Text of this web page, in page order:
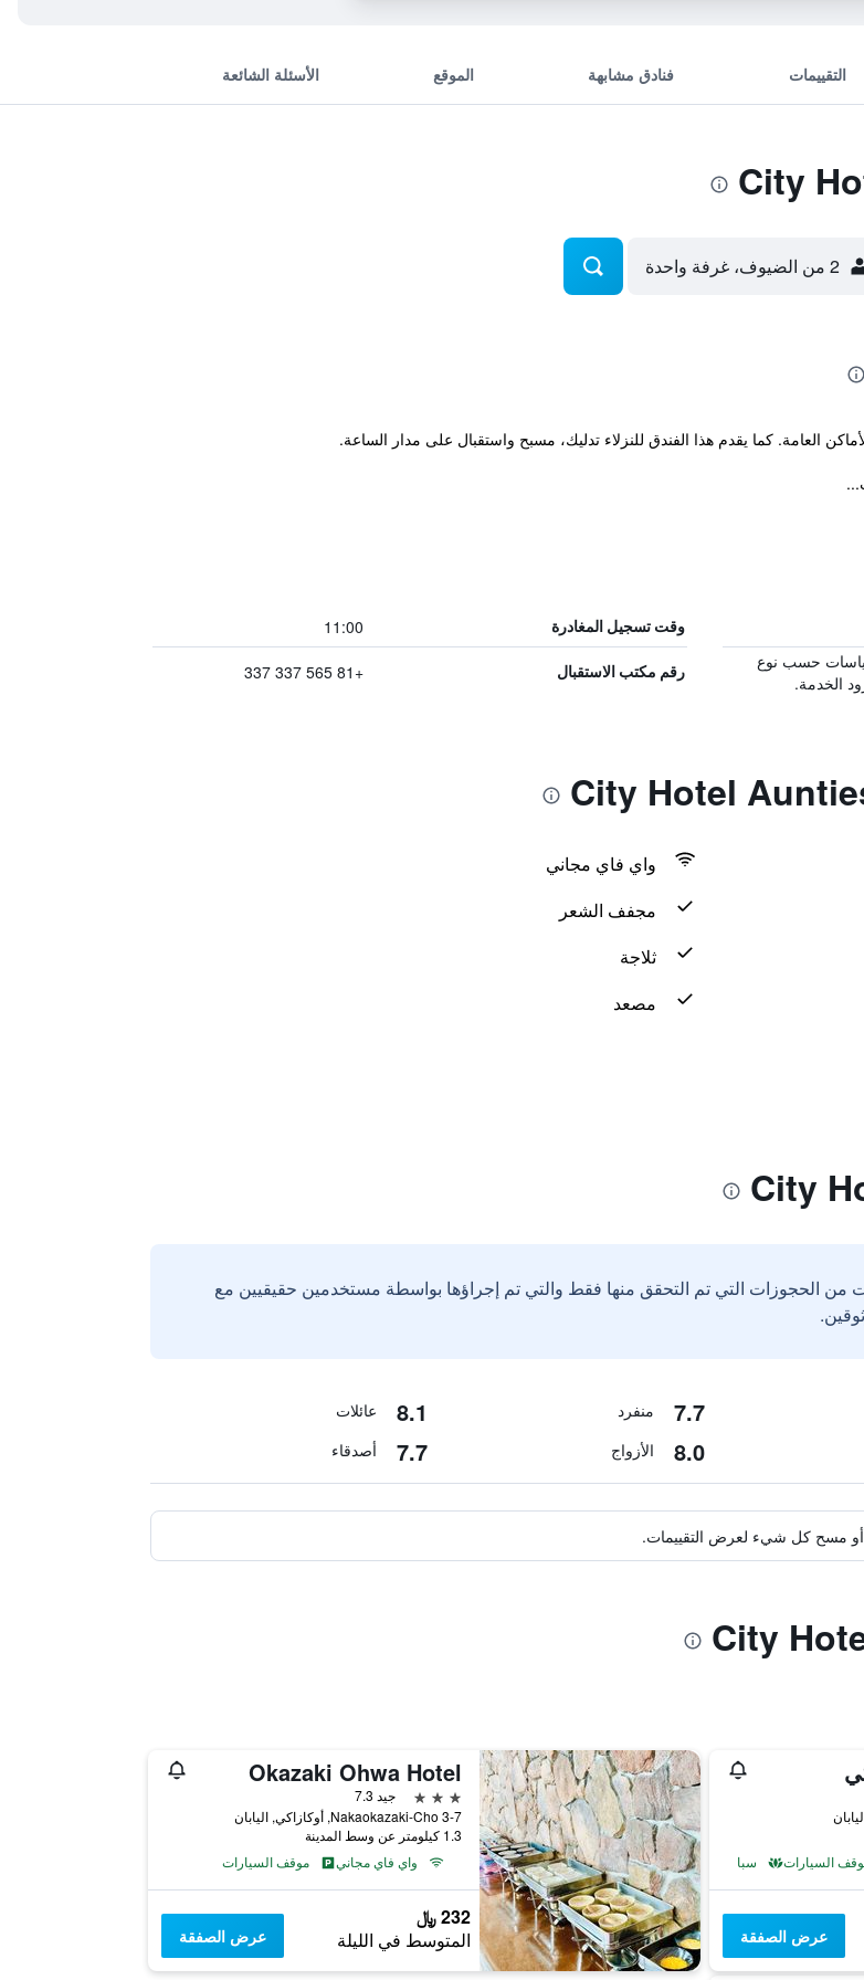
التقييمات فنادق مشابهة الموقع الأسئلة الشائعة
2 من الضيوف، غرفة واحدة
العامة. كما يقدم هذا الفندق للنزلاء تدليك، مسبح واستقبال على مدار الساعة.
وقت تسجيل المغادرة 11:00
حسب نوع
الخدمة.
رقم مكتب الاستقبال +81 565 337 337
واي فاي مجاني
مجفف الشعر
ثلاجة
مصعد
من الحجوزات التي تم التحقق منها فقط والتي تم إجراؤها بواسطة مستخدمين حقيقيين مع
7.7 منفرد 8.1 عائلات
8.0 الأزواج 7.7 أصدقاء
أو مسح كل شيء لعرض التقييمات.
السيارات سبا
عرض الصفقة
Okazaki Ohwa Hotel
3 نجوم
جيد 7.3
3-7 Nakaokazaki-Cho, أوكازاكي, اليابان
1.3 كيلومتر عن وسط المدينة
واي فاي مجاني
موقف السيارات
232 ﷼
المتوسط في الليلة عرض الصفقة